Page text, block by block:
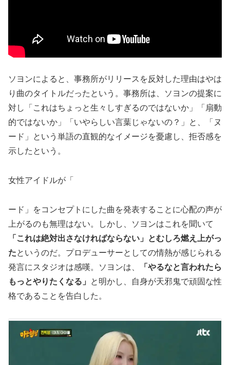
ソヨンによると、事務所がリリースを反対した理由はやは
り曲のタイトルだったという。事務所は、ソヨンの提案に
対し「これはちょっと生々しすぎるのではないか」「扇動
的ではないか」「いやらしい言葉じゃないの？」と、「ヌ
ード」という単語の直観的なイメージを憂慮し、拒否感を
示したという。
女性アイドルが「
ード」をコンセプトにした曲を発表することに心配の声が
上がるのも無理はない。しかし、ソヨンはこれを聞いて
「これは絶対出さなければならない」とむしろ燃え上がっ
たというのだ。プロデューサーとしての情熱が感じられる
発言にスタジオは感嘆。ソヨンは、
「やるなと言われたら
もっとやりたくなる」
と明かし、自身が天邪鬼で頑固な性
格であることを告白した。